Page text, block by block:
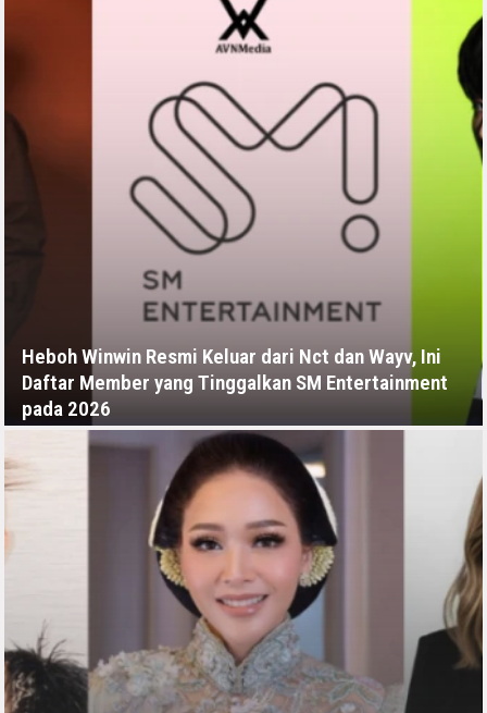
Heboh Winwin Resmi Keluar dari Nct dan Wayv, Ini
Daftar Member yang Tinggalkan SM Entertainment
pada 2026